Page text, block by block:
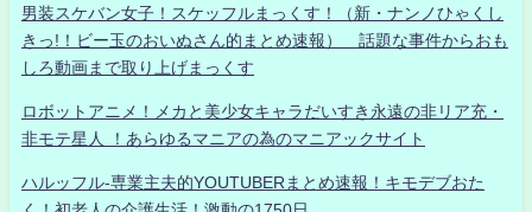
男装スケバン女子！スケッフルまっくす！（新・ナンノひゃくし
きっ!！ビー玉のおいぬさん的まとめ速報） 話題な事件からおも
しろ動画まで取り上げまっくす
ロボットアニメ！メカと美少女キャラだいすき永遠の非リア充・
非モテ星人 ！あらゆるマニアの為のマニアックサイト
ハルッフル-専業主夫的YOUTUBERまとめ速報！キモデブおた